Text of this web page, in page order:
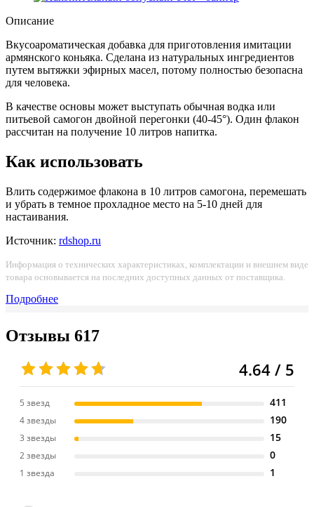
Описание
Вкусоароматическая добавка для приготовления имитации
армянского коньяка. Сделана из натуральных ингредиентов
путем вытяжки эфирных масел, потому полностью безопасна
для человека.
В качестве основы может выступать обычная водка или
питьевой самогон двойной перегонки (40-45°). Один флакон
рассчитан на получение 10 литров напитка.
Как использовать
Влить содержимое флакона в 10 литров самогона, перемешать
и убрать в темное прохладное место на 5-10 дней для
настаивания.
Источник: rdshop.ru
Информация о технических характеристиках, комплектации и внешнем виде
товара основывается на последних доступных данных от поставщика.
Подробнее
Отзывы 617
4.64 / 5
5 звезд 411
4 звезды 190
3 звезды 15
2 звезды 0
1 звезда 1